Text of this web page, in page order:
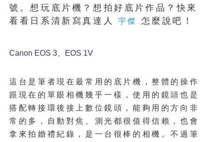
號。想玩底片機？想拍好底片作品？快來
看看日系清新寫真達人
宇傑 怎麼說吧！
Canon EOS 3、EOS 1V
這台是筆者現在最常用的底片機，整體的操作
跟現在的單眼相機幾乎一樣，使用的鏡頭也是
搭配轉接環後接上數位鏡頭，能夠用的方向非
常的多，自動對焦、測光都很值得信賴，也會
拿來拍婚禮紀錄，是一台很棒的相機。不過筆